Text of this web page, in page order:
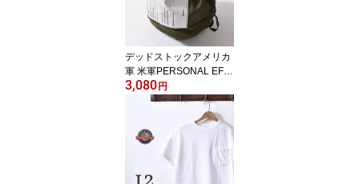
デッドストックアメリカ
軍 米軍PERSONAL EFF
ECTS BAG パーソナルエ
フェクツバッグコットン
100％サテンミリタリー
巾着 バック[ネコポス対
応]
3,080円